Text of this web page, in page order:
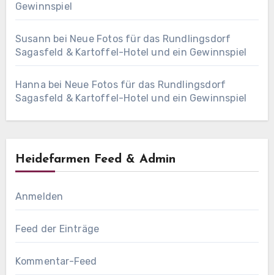
Gewinnspiel
Susann bei Neue Fotos für das Rundlingsdorf
Sagasfeld & Kartoffel-Hotel und ein Gewinnspiel
Hanna bei Neue Fotos für das Rundlingsdorf
Sagasfeld & Kartoffel-Hotel und ein Gewinnspiel
Heidefarmen Feed & Admin
Anmelden
Feed der Einträge
Kommentar-Feed